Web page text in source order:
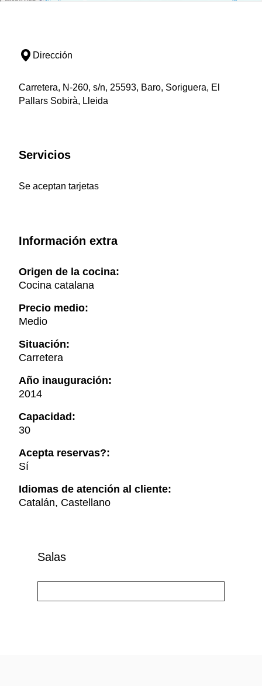
Dirección
Carretera, N-260, s/n, 25593, Baro, Soriguera, El
Pallars Sobirà, Lleida
Servicios
Se aceptan tarjetas
Información extra
Origen de la cocina:
Cocina catalana
Precio medio:
Medio
Situación:
Carretera
Año inauguración:
2014
Capacidad:
30
Acepta reservas?:
Sí
Idiomas de atención al cliente:
Catalán, Castellano
Salas